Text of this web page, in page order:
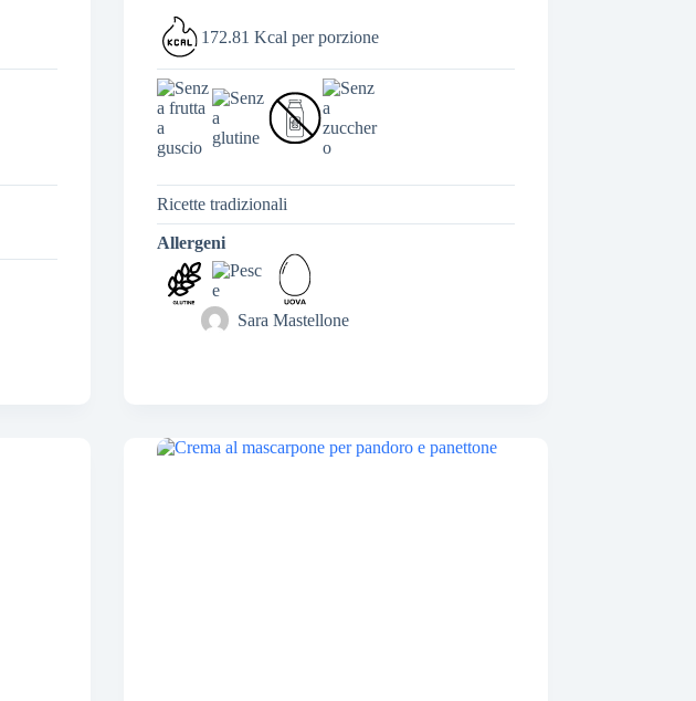
172.81 Kcal per porzione
Ricette tradizionali
Allergeni
Sara Mastellone